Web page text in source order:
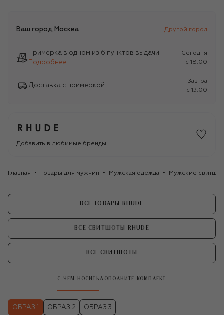
Ваш город Москва Другой город
Примерка в одном из 6 пунктов выдачи
Подробнее
Сегодня
c 18:00
Доставка с примеркой
Завтра
c 13:00
Добавить в любимые бренды
Главная Товары для мужчин Мужская одежда Мужские
ВСЕ ТОВАРЫ RHUDE
ВСЕ СВИТШОТЫ RHUDE
ВСЕ СВИТШОТЫ
С ЧЕМ НОСИТЬ ДОПОЛНИТЕ КОМПЛЕКТ
ОБРАЗ 1 ОБРАЗ 2 ОБРАЗ 3